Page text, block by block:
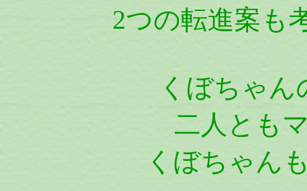
2つの転進案も
くぼちゃ
二人とも
くぼちゃん